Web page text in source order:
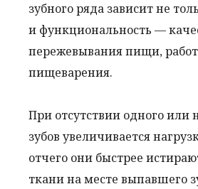
зубного ряда зависит не
и функциональность —
пережевывания пищи,
пищеварения.
При отсутствии одного или
зубов увеличивается
отчего они быстрее
ткани на месте выпавшего